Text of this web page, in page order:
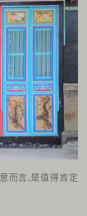
而言,是值得肯定